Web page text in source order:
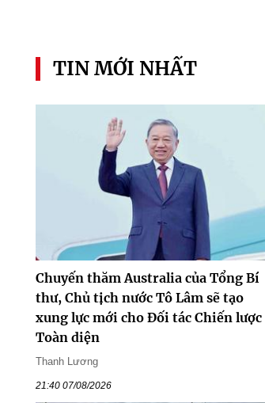
TIN MỚI NHẤT
Chuyến thăm Australia của Tổng Bí
thư, Chủ tịch nước Tô Lâm sẽ tạo
xung lực mới cho Đối tác Chiến lược
Toàn diện
Thanh Lương
21:40 07/08/2026